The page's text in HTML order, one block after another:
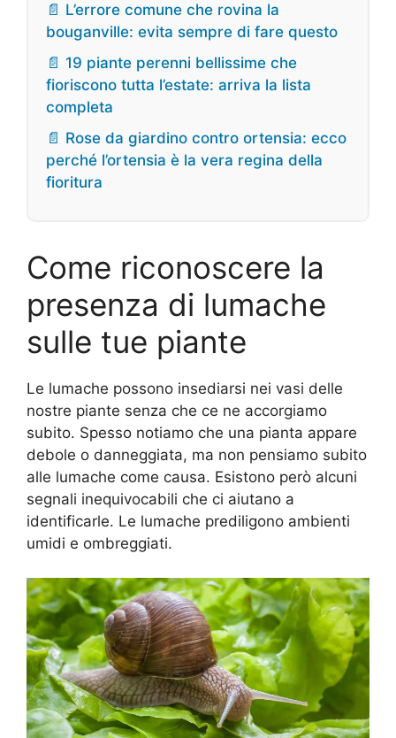
📄 L’errore comune che rovina la
bouganville: evita sempre di fare questo
📄 19 piante perenni bellissime che
fioriscono tutta l’estate: arriva la lista
completa
📄 Rose da giardino contro ortensia: ecco
perché l’ortensia è la vera regina della
fioritura
Come riconoscere la
presenza di lumache
sulle tue piante
Le lumache possono insediarsi nei vasi delle
nostre piante senza che ce ne accorgiamo
subito. Spesso notiamo che una pianta appare
debole o danneggiata, ma non pensiamo subito
alle lumache come causa. Esistono però alcuni
segnali inequivocabili che ci aiutano a
identificarle. Le lumache prediligono ambienti
umidi e ombreggiati.